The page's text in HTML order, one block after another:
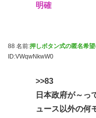
明確
88 名前:押しボタン式の匿名希
ID:VWqwNkwW0
>>83
日本政府が～っ
ュース以外の何